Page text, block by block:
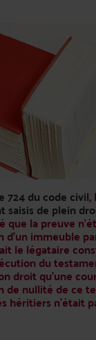
724 du code civil,
saisis de plein
que la preuve
d'un immeuble
le légataire
du
droit qu'une
de nullité de ce
héritiers n'était